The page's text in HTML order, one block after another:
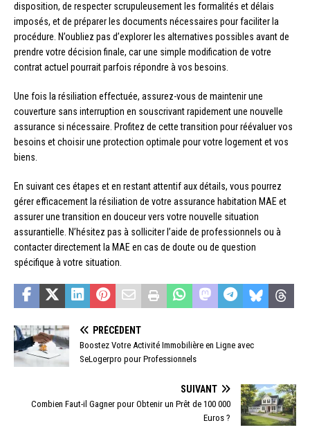
disposition, de respecter scrupuleusement les formalités et délais
imposés, et de préparer les documents nécessaires pour faciliter la
procédure. N’oubliez pas d’explorer les alternatives possibles avant de
prendre votre décision finale, car une simple modification de votre
contrat actuel pourrait parfois répondre à vos besoins.
Une fois la résiliation effectuée, assurez-vous de maintenir une
couverture sans interruption en souscrivant rapidement une nouvelle
assurance si nécessaire. Profitez de cette transition pour réévaluer vos
besoins et choisir une protection optimale pour votre logement et vos
biens.
En suivant ces étapes et en restant attentif aux détails, vous pourrez
gérer efficacement la résiliation de votre assurance habitation MAE et
assurer une transition en douceur vers votre nouvelle situation
assurantielle. N’hésitez pas à solliciter l’aide de professionnels ou à
contacter directement la MAE en cas de doute ou de question
spécifique à votre situation.
PRÉCÉDENT
Boostez Votre Activité Immobilière en Ligne avec
SeLogerpro pour Professionnels
SUIVANT
Combien Faut-il Gagner pour Obtenir un Prêt de 100 000
Euros ?